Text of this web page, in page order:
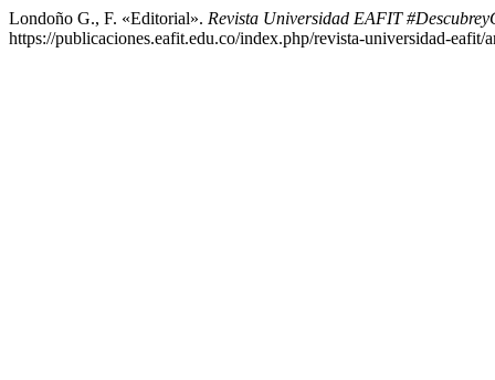
Londoño G., F. «Editorial». Revista Universidad EAFIT
https://publicaciones.eafit.edu.co/index.php/revista-universidad-eafit/